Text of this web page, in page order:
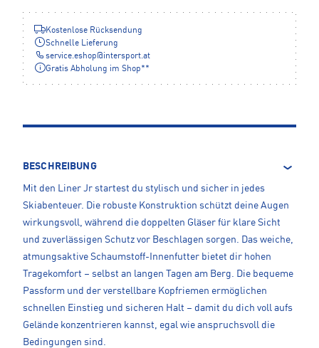
Kostenlose Rücksendung
Schnelle Lieferung
service.eshop@intersport.at
Gratis Abholung im Shop**
BESCHREIBUNG
Mit den Liner Jr startest du stylisch und sicher in jedes
Skiabenteuer. Die robuste Konstruktion schützt deine Augen
wirkungsvoll, während die doppelten Gläser für klare Sicht
und zuverlässigen Schutz vor Beschlagen sorgen. Das weiche,
atmungsaktive Schaumstoff-Innenfutter bietet dir hohen
Tragekomfort – selbst an langen Tagen am Berg. Die bequeme
Passform und der verstellbare Kopfriemen ermöglichen
schnellen Einstieg und sicheren Halt – damit du dich voll aufs
Gelände konzentrieren kannst, egal wie anspruchsvoll die
Bedingungen sind.